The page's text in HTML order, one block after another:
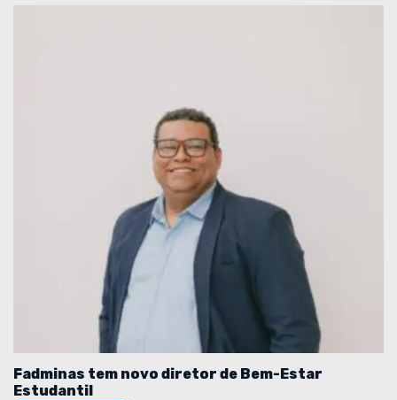
Fadminas tem novo diretor de Bem-Estar
Estudantil